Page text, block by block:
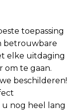
toepassing
betrouwbare
elke uitdaging
om te gaan.
beschilderen!
nog heel lang